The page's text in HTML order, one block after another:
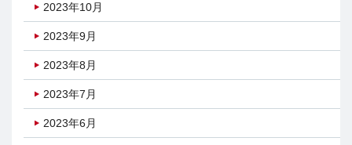
2023年10月
2023年9月
2023年8月
2023年7月
2023年6月